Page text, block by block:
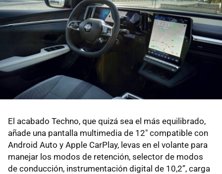
El acabado Techno, que quizá sea el más equilibrado,
añade una pantalla multimedia de 12" compatible con
Android Auto y Apple CarPlay, levas en el volante para
manejar los modos de retención, selector de modos
de conducción, instrumentación digital de 10,2”, carga